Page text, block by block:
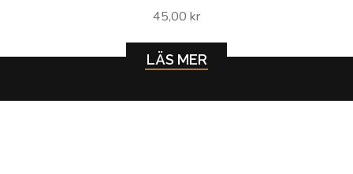
45,00 kr
LÄS MER